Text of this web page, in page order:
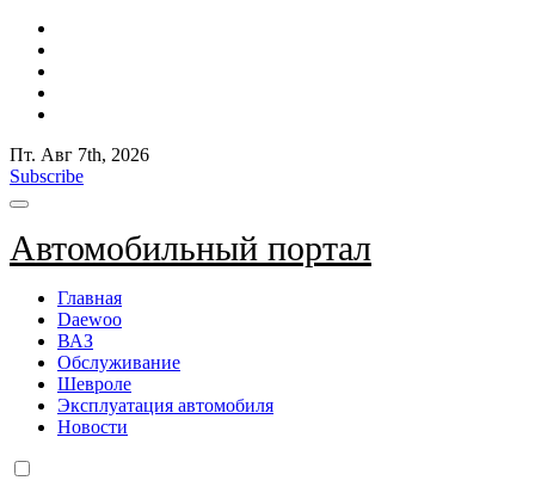
Пт. Авг 7th, 2026
Subscribe
Автомобильный портал
Главная
Daewoo
ВАЗ
Обслуживание
Шевроле
Эксплуатация автомобиля
Новости